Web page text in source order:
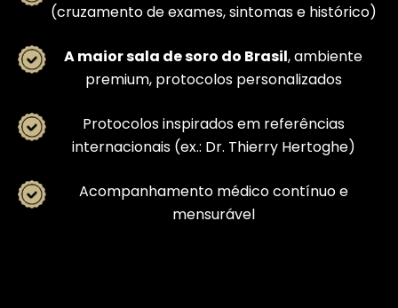
(cruzamento de exames, sintomas e histórico)
A maior sala de soro do Brasil, ambiente
premium, protocolos personalizados
Protocolos inspirados em referências
internacionais (ex.: Dr. Thierry Hertoghe)
Acompanhamento médico contínuo e
mensurável